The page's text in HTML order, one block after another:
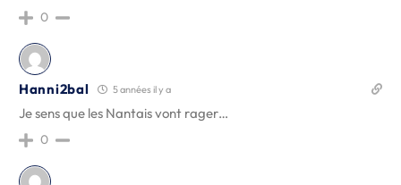
0
Hanni2bal 5 années il y a
Je sens que les Nantais vont rager…
0